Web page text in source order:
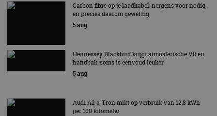
Carbon fibre op je laadkabel: nergens voor nodig,
en precies daarom geweldig
5 aug
Hennessey Blackbird krijgt atmosferische V8 en
handbak: soms is eenvoud leuker
5 aug
Audi A2 e-Tron mikt op verbruik van 12,8 kWh
per 100 kilometer